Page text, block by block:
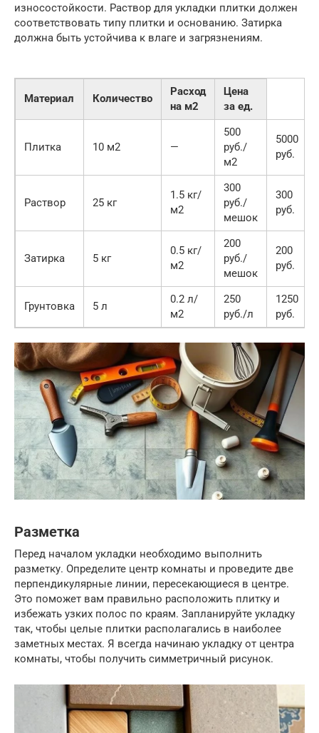
износостойкости. Раствор для укладки плитки должен
соответствовать типу плитки и основанию. Затирка
должна быть устойчива к влаге и загрязнениям.
Материал Количество
Расход
на м2
Цена
за ед.
Плитка 10 м2 —
500
руб./
м2
5000
руб.
Раствор 25 кг
1.5 кг/
м2
300
руб./
мешок
300
руб.
Затирка 5 кг
0.5 кг/
м2
200
руб./
мешок
200
руб.
Грунтовка 5 л
0.2 л/
м2
250
руб./л
1250
руб.
Разметка
Перед началом укладки необходимо выполнить
разметку. Определите центр комнаты и проведите две
перпендикулярные линии, пересекающиеся в центре.
Это поможет вам правильно расположить плитку и
избежать узких полос по краям. Запланируйте укладку
так, чтобы целые плитки располагались в наиболее
заметных местах. Я всегда начинаю укладку от центра
комнаты, чтобы получить симметричный рисунок.